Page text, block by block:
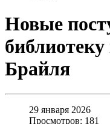
Новые
Брайля
29 января 2026
Просмотров: 181